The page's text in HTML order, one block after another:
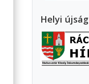
Helyi újság